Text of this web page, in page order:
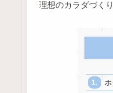
理想のカラダづく
ホ